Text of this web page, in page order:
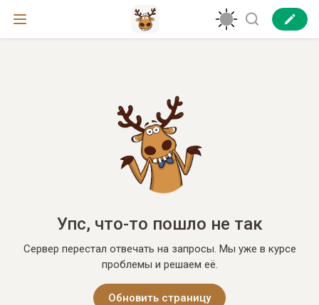
Упс, что-то пошло не так
Сервер перестал отвечать на запросы. Мы уже в курсе
проблемы и решаем её.
Обновить страницу